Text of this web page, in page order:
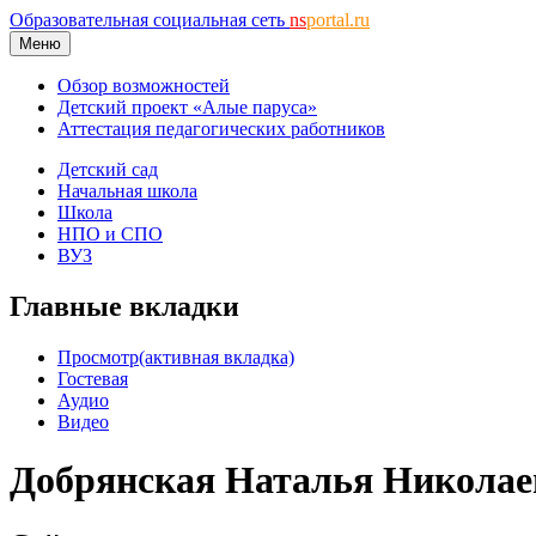
Образовательная социальная сеть nsportal.ru
Меню
Обзор возможностей
Детский проект «Алые паруса»
Аттестация педагогических работников
Детский сад
Начальная школа
Школа
НПО и СПО
ВУЗ
Главные вкладки
Просмотр(активная вкладка)
Гостевая
Аудио
Видео
Добрянская Наталья